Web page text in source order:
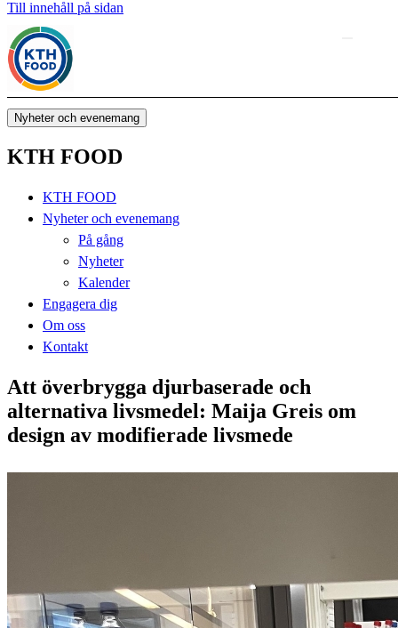
Till innehåll på sidan
Nyheter och evenemang
KTH FOOD
KTH FOOD
Nyheter och evenemang
På gång
Nyheter
Kalender
Engagera dig
Om oss
Kontakt
Att överbrygga djurbaserade och
alternativa livsmedel: Maija Greis om
design av modifierade livsmede